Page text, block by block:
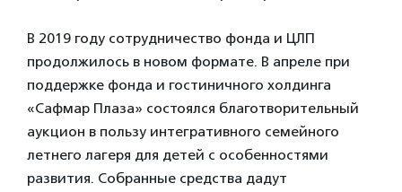
В 2019 году сотрудничество фонда и ЦЛП
продолжилось в новом формате. В апреле при
поддержке фонда и гостиничного холдинга
«Сафмар Плаза» состоялся благотворительный
аукцион в пользу интегративного семейного
летнего лагеря для детей с особенностями
развития. Собранные средства дадут